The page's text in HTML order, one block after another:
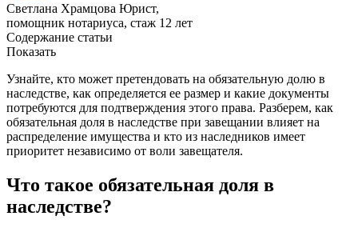
Светлана Храмцова Юрист,
помощник нотариуса, стаж 12 лет
Содержание статьи
Показать
Узнайте, кто может претендовать на обязательную долю в
наследстве, как определяется ее размер и какие документы
потребуются для подтверждения этого права. Разберем, как
обязательная доля в наследстве при завещании влияет на
распределение имущества и кто из наследников имеет
приоритет независимо от воли завещателя.
Что такое обязательная доля в
наследстве?